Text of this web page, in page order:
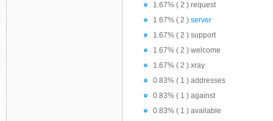
1.67% ( 2 ) request
1.67% ( 2 ) server
1.67% ( 2 ) support
1.67% ( 2 ) welcome
1.67% ( 2 ) xray
0.83% ( 1 ) addresses
0.83% ( 1 ) against
0.83% ( 1 ) available